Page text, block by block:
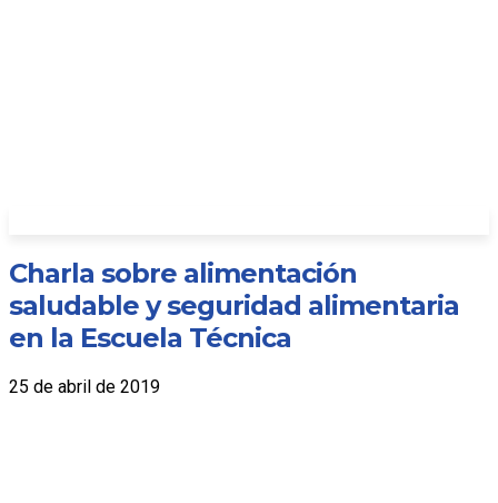
Charla sobre alimentación
saludable y seguridad alimentaria
en la Escuela Técnica
25 de abril de 2019